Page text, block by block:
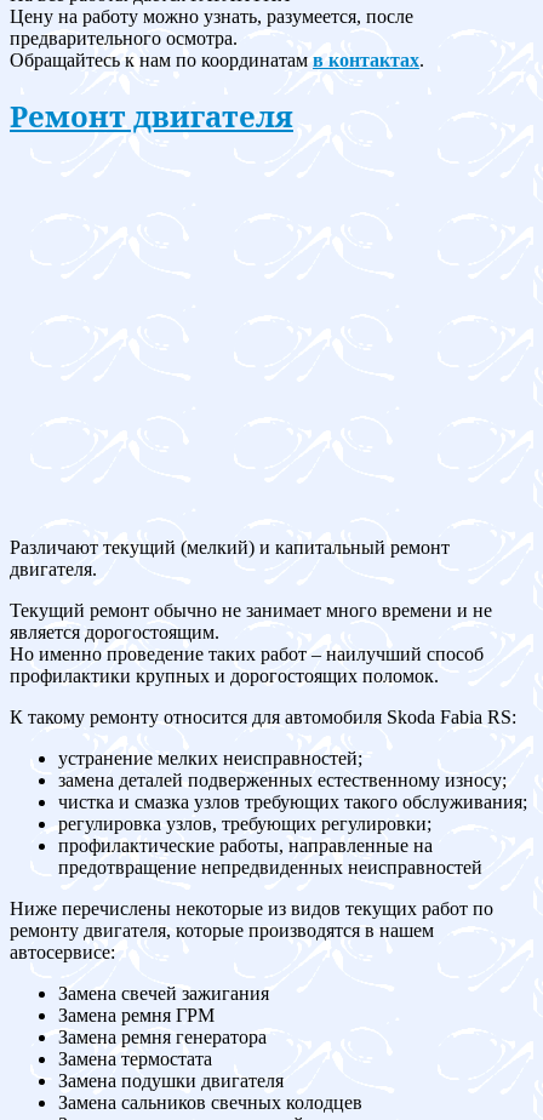
Цену на работу можно узнать, разумеется, после
предварительного осмотра.
Обращайтесь к нам по координатам в контактах.
Ремонт двигателя
Различают текущий (мелкий) и капитальный ремонт
двигателя.
Текущий ремонт обычно не занимает много времени и не
является дорогостоящим.
Но именно проведение таких работ – наилучший способ
профилактики крупных и дорогостоящих поломок.
К такому ремонту относится для автомобиля Skoda Fabia RS:
устранение мелких неисправностей;
замена деталей подверженных естественному износу;
чистка и смазка узлов требующих такого обслуживания;
регулировка узлов, требующих регулировки;
профилактические работы, направленные на
предотвращение непредвиденных неисправностей
Ниже перечислены некоторые из видов текущих работ по
ремонту двигателя, которые производятся в нашем
автосервисе:
Замена свечей зажигания
Замена ремня ГРМ
Замена ремня генератора
Замена термостата
Замена подушки двигателя
Замена сальников свечных колодцев